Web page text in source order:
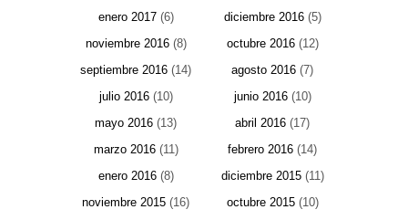
enero 2017(6) diciembre 2016(5)
noviembre 2016(8) octubre 2016(12)
septiembre 2016 (14) agosto 2016 (7)
julio 2016(10) junio 2016(10)
mayo 2016 (13) abril 2016 (17)
marzo 2016(11) febrero 2016 (14)
enero 2016(8) diciembre 2015(11)
noviembre 2015 (16) octubre 2015(10)